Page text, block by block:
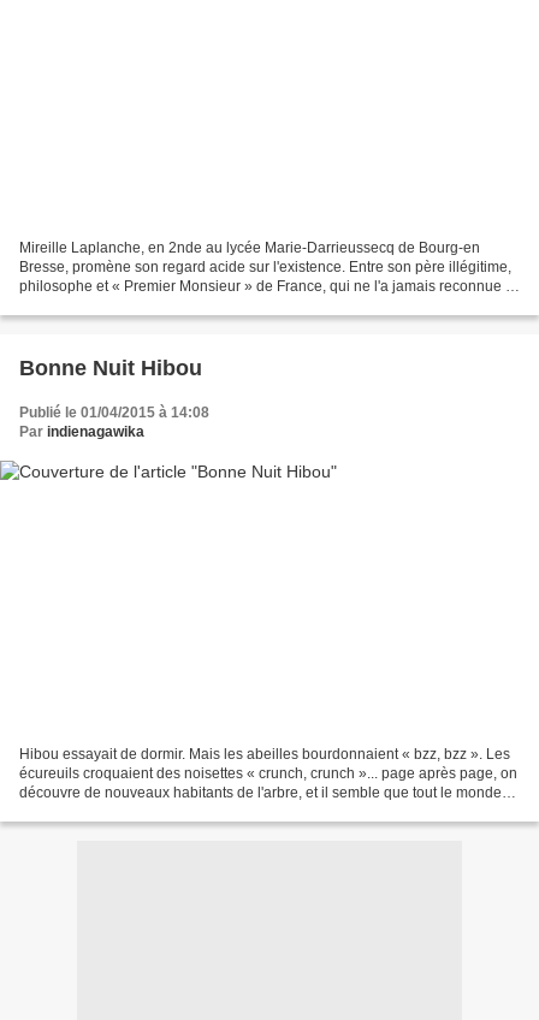
Mireille Laplanche, en 2nde au lycée Marie-Darrieussecq de Bourg-en
Bresse, promène son regard acide sur l'existence. Entre son père illégitime,
philosophe et « Premier Monsieur » de France, qui ne l'a jamais reconnue ni
Bonne Nuit Hibou
Publié le 01/04/2015 à 14:08
Par indienagawika
Hibou essayait de dormir. Mais les abeilles bourdonnaient « bzz, bzz ». Les
écureuils croquaient des noisettes « crunch, crunch »... page après page, on
découvre de nouveaux habitants de l'arbre, et il semble que tout le monde